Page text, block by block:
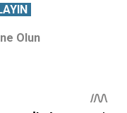
Olun